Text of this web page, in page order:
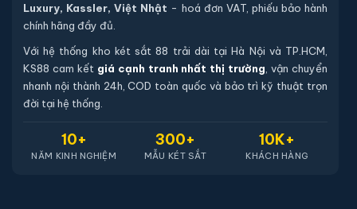
Cách 1: Bạn chọn sản phẩm và ấn vào mua hàng hệ
thống sẽ chuyển đến trang checkout. Ở trang check
out bạn kiểm tra lại thông tin sản phẩm 1 lần nữa. Nếu
những thông tin đã chính xác bạn tiếp tục ấn thanh
toán bạn cần để lại những thông tin cần thiết ở màn
nhân viên của két sắt nhập khẩu 88 sẽ gọi lại xác nhận
và tiến hành xử lý cũng như giao hàng theo yêu cầu
Luxury, Kassler, Việt Nhật - hoá đơn VAT, phiếu bảo hành
chính hãng đầy đủ.
Với hệ thống kho két sắt 88 trải dài tại Hà Nội và TP.HCM,
KS88 cam kết giá cạnh tranh nhất thị trường , vận chuyển
nhanh nội thành 24h, COD toàn quốc và bảo trì kỹ thuật trọn
đời tại hệ thống.
10+
NĂM KINH NGHIỆM
300+
MẪU KÉT SẮT
10K+
KHÁCH HÀNG